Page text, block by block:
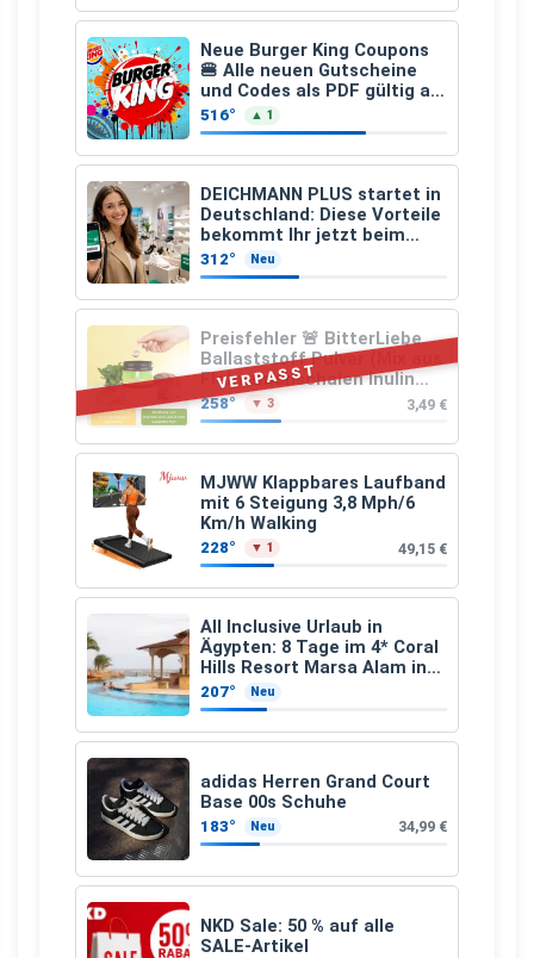
Neue Burger King Coupons
🍔 Alle neuen Gutscheine
und Codes als PDF gültig ab
25.07.2026 bis 04.09.2026
516° ▲ 1
DEICHMANN PLUS startet in
Deutschland: Diese Vorteile
bekommt Ihr jetzt beim
Schuhkauf
312° Neu
VERPASST
Preisfehler 🚨 BitterLiebe
Ballaststoff Pulver (Mix aus
Flohsamenschalen Inulin
(Präbiotika) Leinsamen &
Apfelfaser)
258° ▼ 3 3,49 €
MJWW Klappbares Laufband
mit 6 Steigung 3,8 Mph/6
Km/h Walking
228° ▼ 1 49,15 €
All Inclusive Urlaub in
Ägypten: 8 Tage im 4* Coral
Hills Resort Marsa Alam inkl.
Flüge ab 299 € p.P.
207° Neu
adidas Herren Grand Court
Base 00s Schuhe
183° Neu 34,99 €
NKD Sale: 50 % auf alle
SALE-Artikel